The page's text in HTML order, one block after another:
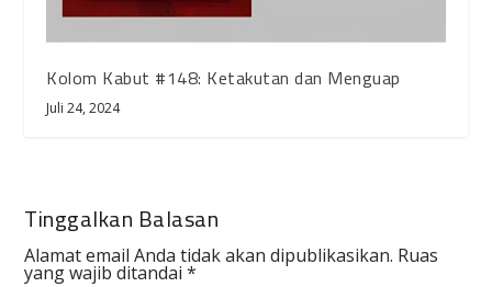
Kolom Kabut #148: Ketakutan dan Menguap
Juli 24, 2024
Tinggalkan Balasan
Alamat email Anda tidak akan dipublikasikan. Ruas
yang wajib ditandai*